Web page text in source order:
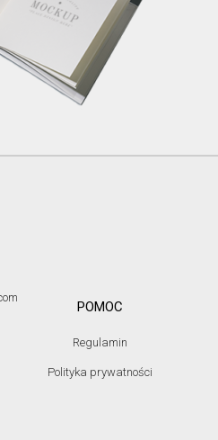
POMOC
Regulamin
Polityka prywatności